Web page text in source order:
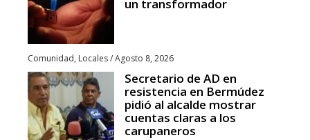
un transformador
Comunidad, Locales/Agosto 8, 2026
Secretario de AD en
resistencia en Bermúdez
pidió al alcalde mostrar
cuentas claras a los
carupaneros